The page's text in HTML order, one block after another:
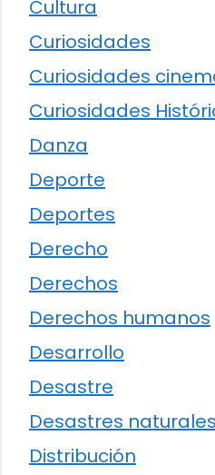
Cultura
Curiosidades
Curiosidades
Curiosidades
Danza
Deporte
Deportes
Derecho
Derechos
Derechos humanos
Desarrollo
Desastre
Desastres naturales
Distribución